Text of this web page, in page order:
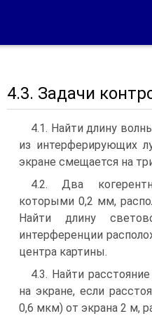
4.3. Задачи
4.1. Найти длину
из интерферирующих
экране смещается на
4.2. Два
которыми 0,2 мм,
Найти длину
интерференции
центра картины.
4.3. Найти
на экране, если
0,6 мкм) от экрана 2 м,